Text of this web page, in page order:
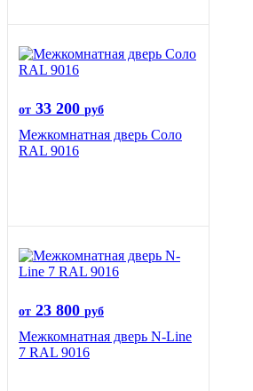
от 33 200 руб
Межкомнатная дверь Соло
RAL 9016
от 23 800 руб
Межкомнатная дверь N-Line
7 RAL 9016